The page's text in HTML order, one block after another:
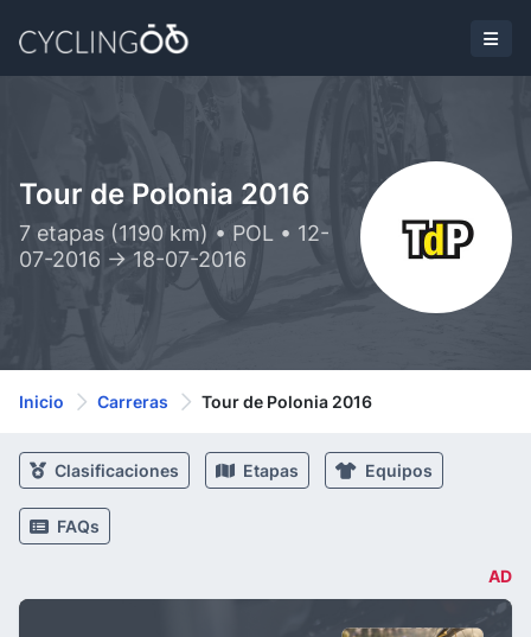
Tour de Polonia 2016
7 etapas (1190 km) • POL • 12-
07-2016 -> 18-07-2016
Inicio Carreras Tour de Polonia 2016
Clasificaciones Etapas Equipos
FAQs
AD